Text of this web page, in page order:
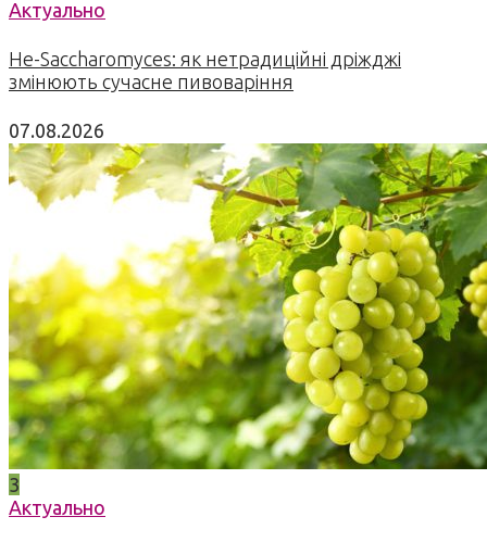
Актуально
Не-Saccharomyces: як нетрадиційні дріжджі
змінюють сучасне пивоваріння
07.08.2026
3
Актуально